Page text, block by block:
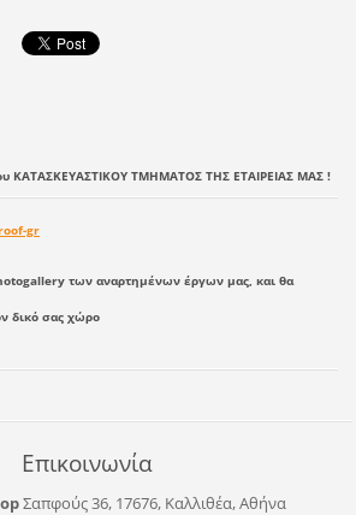
ΚΑΤΑΣΚΕΥΑΣΤΙΚΟΥ ΤΜΗΜΑΤΟΣ ΤΗΣ ΕΤΑΙΡΕΙΑΣ ΜΑΣ !
gr
των αναρτημένων έργων μας, και θα
δικό σας χώρο
Επικοινωνία
Σαπφούς 36, 17676, Καλλιθέα, Αθήνα